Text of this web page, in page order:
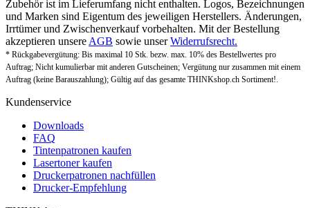
Zubehör ist im Lieferumfang nicht enthalten. Logos, Bezeichnungen
und Marken sind Eigentum des jeweiligen Herstellers. Änderungen,
Irrtümer und Zwischenverkauf vorbehalten. Mit der Bestellung
akzeptieren unsere AGB sowie unserWiderrufsrecht.
* Rückgabevergütung: Bis maximal 10 Stk. bezw. max. 10% des Bestellwertes pro
Auftrag; Nicht kumulierbar mit anderen Gutscheinen; Vergütung nur zusammen mit einem
Auftrag (keine Barauszahlung); Gültig auf das gesamte THINKshop.ch Sortiment!.
Kundenservice
Downloads
FAQ
Tintenpatronen kaufen
Lasertoner kaufen
Druckerpatronen nachfüllen
Drucker-Empfehlung